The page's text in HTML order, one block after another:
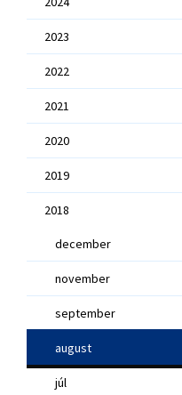
2023
2022
2021
2020
2019
2018
december
november
september
august
júl